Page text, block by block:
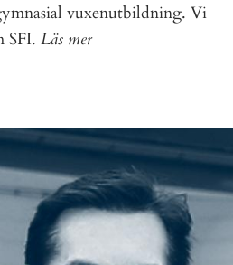
vuxenutbildning. Vi
SFI. Läs mer